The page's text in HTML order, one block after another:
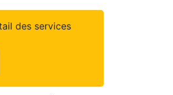
des services